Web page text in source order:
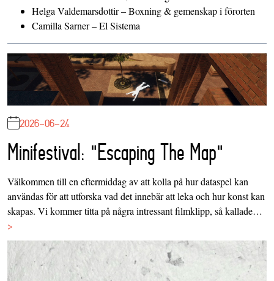
Helga Valdemarsdottir – Boxning & gemenskap i förorten
Camilla Sarner – El Sistema
2026-06-24
Minifestival: "Escaping The Map"
Välkommen till en eftermiddag av att kolla på hur dataspel kan
användas för att utforska vad det innebär att leka och hur konst kan
skapas. Vi kommer titta på några intressant filmklipp, så kallade…
>